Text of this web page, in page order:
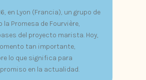
en Lyon (Francia), un grupo de
la Promesa de Fourvière,
del proyecto marista. Hoy,
tan importante,
lo que significa para
en la actualidad.